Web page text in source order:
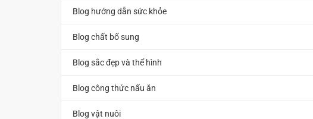
Blog hướng dẫn sức khỏe
Blog chất bổ sung
Blog sắc đẹp và thể hình
Blog công thức nấu ăn
Blog vật nuôi